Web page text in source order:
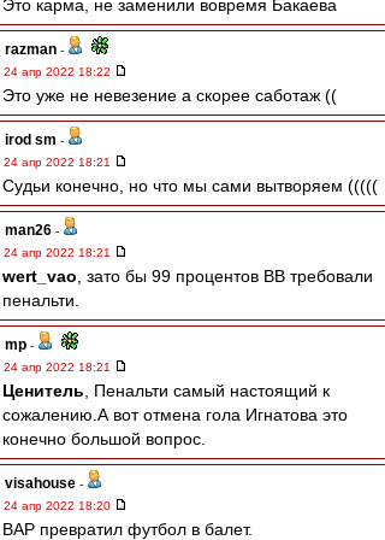
Это карма, не заменили вовремя Бакаева
razman -
24 апр 2022 18:22
Это уже не невезение а скорее саботаж ((
irod sm -
24 апр 2022 18:21
Судьи конечно, но что мы сами вытворяем (((((
man26 -
24 апр 2022 18:21
wert_vao , зато бы 99 процентов ВВ требовали
пенальти.
mp -
24 апр 2022 18:21
Ценитель , Пенальти самый настоящий к
сожалению.А вот отмена гола Игнатова это
конечно большой вопрос.
visahouse -
24 апр 2022 18:20
ВАР превратил футбол в балет.